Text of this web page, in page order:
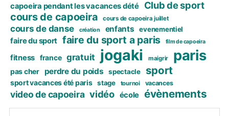
capoeira pendant les vacances dété Club de sport
cours de capoeira cours de capoeira juillet
cours de danse création enfants evenementiel
faire du sport faire du sport a paris film de capoeira
fitness france gratuit jogaki maigrir paris
pas cher perdre du poids spectacle sport
sport vacances été paris stage tournoi vacances
video de capoeira vidéo école évènements